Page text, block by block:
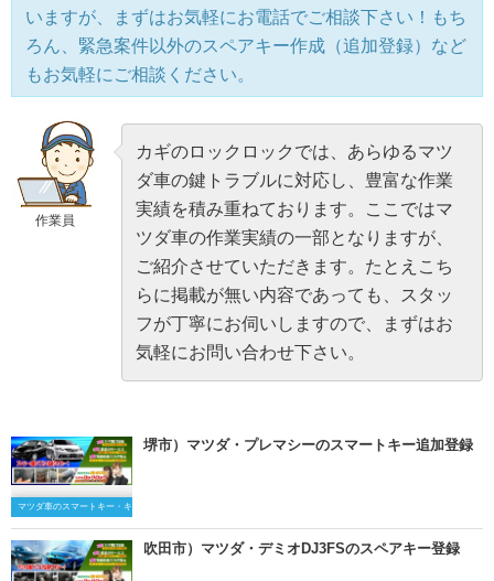
いますが、まずはお気軽にお電話でご相談下さい！もち
ろん、緊急案件以外のスペアキー作成（追加登録）など
もお気軽にご相談ください。
作業員
カギのロックロックでは、あらゆるマツ
ダ車の鍵トラブルに対応し、豊富な作業
実績を積み重ねております。ここではマ
ツダ車の作業実績の一部となりますが、
ご紹介させていただきます。たとえこち
らに掲載が無い内容であっても、スタッ
フが丁寧にお伺いしますので、まずはお
気軽にお問い合わせ下さい。
マツダ車のスマートキー・キーレスキー
堺市）マツダ・プレマシーのスマートキー追加登録
吹田市）マツダ・デミオDJ3FSのスペアキー登録